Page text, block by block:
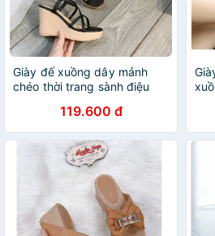
Giày đế xuồng dây mảnh
chéo thời trang sành điệu
119.600 đ